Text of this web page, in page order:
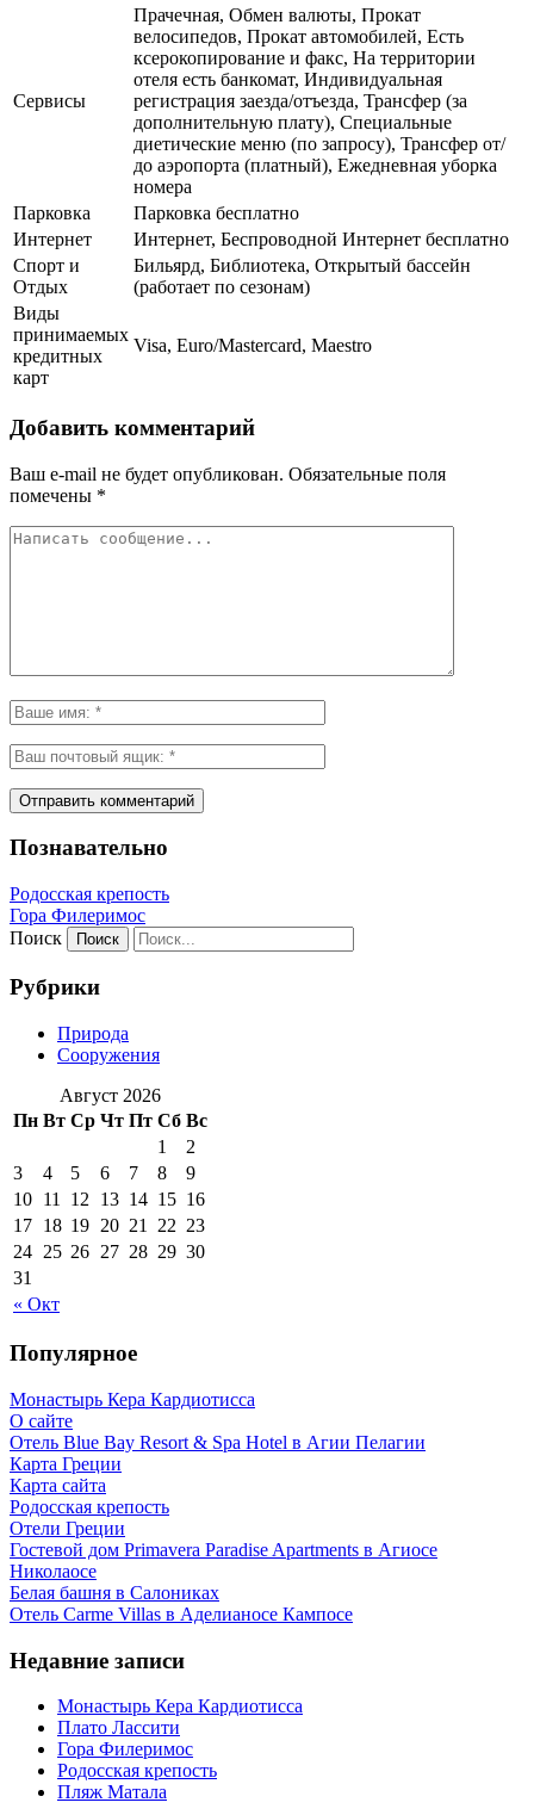
Сервисы
Прачечная, Обмен валюты, Прокат
велосипедов, Прокат автомобилей, Есть
ксерокопирование и факс, На территории
отеля есть банкомат, Индивидуальная
регистрация заезда/отъезда, Трансфер (за
дополнительную плату), Специальные
диетические меню (по запросу), Трансфер от/
до аэропорта (платный), Ежедневная уборка
номера
Парковка
Парковка бесплатно
Интернет
Интернет, Беспроводной Интернет бесплатно
Спорт и
Отдых
Бильярд, Библиотека, Открытый бассейн
(работает по сезонам)
Виды
принимаемых
кредитных
карт
Visa, Euro/Mastercard, Maestro
Добавить комментарий
Ваш e-mail не будет опубликован. Обязательные поля
помечены *
Познавательно
Родосская крепость
Гора Филеримос
Поиск
Рубрики
Природа
Сооружения
Август 2026
Пн Вт Ср Чт Пт Сб Вс
« Окт
1
2
3
4 5 6 7 8
9
10 11 12 13 14 15 16
17 18 19 20 21 22 23
24 25 26 27 28 29 30
31
Популярное
Монастырь Кера Кардиотисса
О сайте
Отель Blue Bay Resort & Spa Hotel в Агии Пелагии
Карта Греции
Карта сайта
Родосская крепость
Отели Греции
Гостевой дом Primavera Paradise Apartments в Агиосе
Николаосе
Белая башня в Салониках
Отель Carme Villas в Аделианосе Кампосе
Недавние записи
Монастырь Кера Кардиотисса
Плато Лассити
Гора Филеримос
Родосская крепость
Пляж Матала